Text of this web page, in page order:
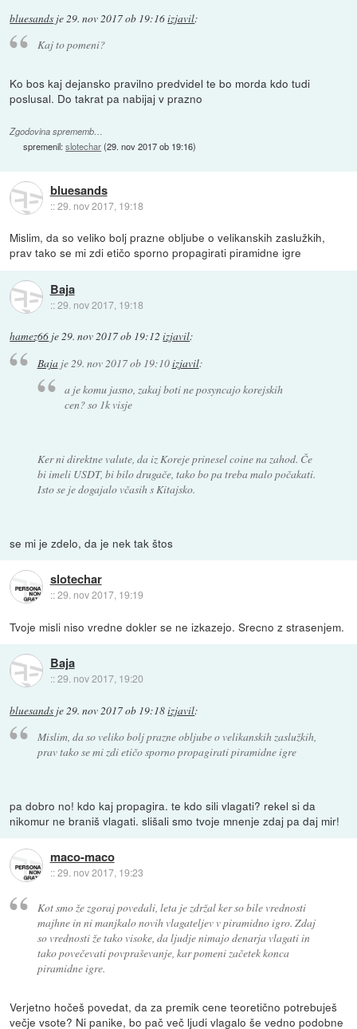
bluesands je29. nov 2017 ob 19:16izjavil:
Kaj to pomeni?
Ko bos kaj dejansko pravilno predvidel te bo morda kdo tudi
poslusal. Do takrat pa nabijaj v prazno
Zgodovina sprememb…
spremenil:slotechar(29. nov 2017 ob 19:16)
bluesands
::29. nov 2017, 19:18
Mislim, da so veliko bolj prazne obljube o velikanskih zaslužkih,
prav tako se mi zdi etičo sporno propagirati piramidne igre
Baja
::29. nov 2017, 19:18
hamez66 je29. nov 2017 ob 19:12 izjavil:
Bajaje29. nov 2017 ob 19:10izjavil:
a je komu jasno, zakaj boti ne posyncajo korejskih
cen? so 1k visje
Ker ni direktne valute, da iz Koreje prinesel coine na zahod. Če
bi imeli USDT, bi bilo drugače, tako bo pa treba malo počakati.
Isto se je dogajalo včasih s Kitajsko.
se mi je zdelo, da je nek tak štos
slotechar
::29. nov 2017, 19:19
Tvoje misli niso vredne dokler se ne izkazejo. Srecno z strasenjem.
Baja
::29. nov 2017, 19:20
bluesands je 29. nov 2017 ob 19:18izjavil:
Mislim, da so veliko bolj prazne obljube o velikanskih zaslužkih,
prav tako se mi zdi etičo sporno propagirati piramidne igre
pa dobro no! kdo kaj propagira. te kdo sili vlagati? rekel si da
nikomur ne braniš vlagati. slišali smo tvoje mnenje zdaj pa daj mir!
maco-maco
::29. nov 2017, 19:23
Kot smo že zgoraj povedali, leta je zdržal ker so bile vrednosti
majhne in ni manjkalo novih vlagateljev v piramidno igro. Zdaj
so vrednosti že tako visoke, da ljudje nimajo denarja vlagati in
tako povečevati povpraševanje, kar pomeni začetek konca
piramidne igre.
Verjetno hočeš povedat, da za premik cene teoretično potrebuješ
večje vsote? Ni panike, bo pač več ljudi vlagalo še vedno podobne